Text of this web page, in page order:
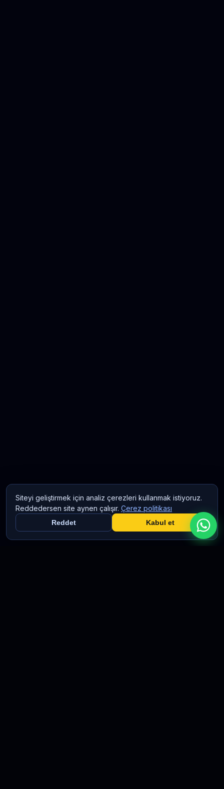
Siteyi geliştirmek için analiz çerezleri kullanmak istiyoruz.
Reddedersen site aynen çalışır. Çerez politikası
Reddet Kabul et